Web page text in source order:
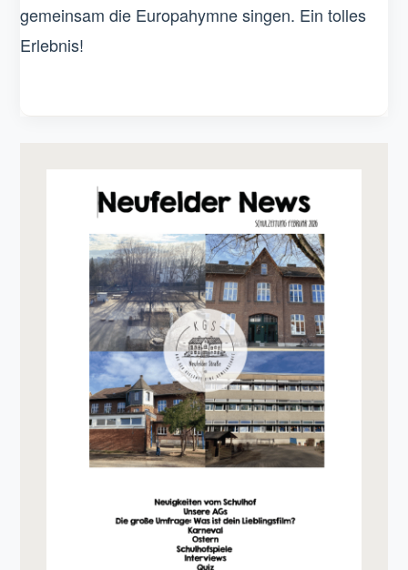
gemeinsam die Europahymne singen. Ein tolles
Erlebnis!